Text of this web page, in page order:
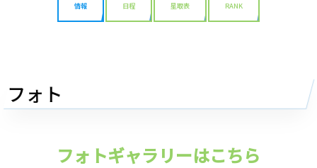
情報
日程
星取表
RANK
フォト
フォトギャラリーはこちら